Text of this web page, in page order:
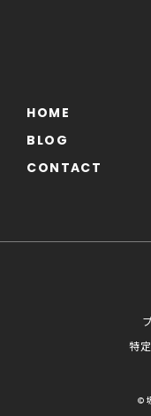
HOME
BLOG
CONTACT
特
©